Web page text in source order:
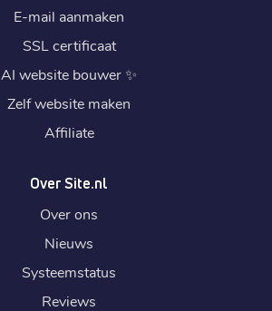
E-mail aanmaken
SSL certificaat
AI website bouwer✨
Zelf website maken
Affiliate
Over Site.nl
Over ons
Nieuws
Systeemstatus
Reviews